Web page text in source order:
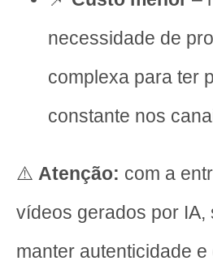
necessidade de
complexa para ter
constante nos
⚠️ Atenção: com a
vídeos gerados por IA,
manter autenticidade